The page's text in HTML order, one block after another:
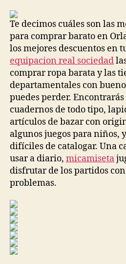
Te decimos cuáles son las
para comprar barato en
los mejores descuentos en
equipacion real sociedad
comprar ropa barata y las
departamentales con
puedes perder. Encontrarás
cuadernos de todo tipo,
artículos de bazar con
algunos juegos para niños,
difíciles de catalogar. Una
usar a diario, micamiseta
disfrutar de los partidos
problemas.